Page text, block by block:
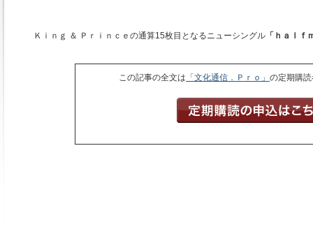
Ｋｉｎｇ ＆ Ｐｒｉｎｃｅの通算15枚目となるニューシングル 「ｈａｌｆ
この記事の全文は 「文化通信．Ｐｒｏ」の定期購